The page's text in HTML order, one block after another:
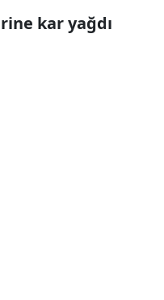
kar yağdı